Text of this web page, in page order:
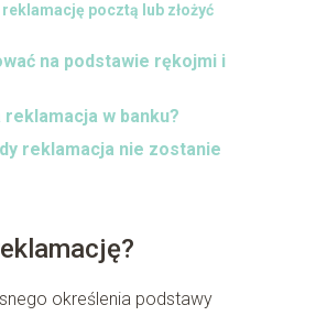
reklamację pocztą lub złożyć
na podstawie rękojmi i
reklamacja w banku?
reklamacja nie zostanie
określenia podstawy